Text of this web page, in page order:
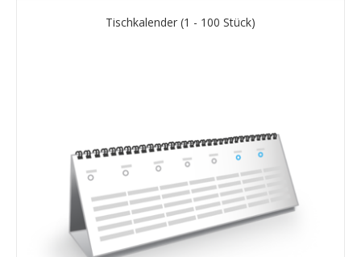
Tischkalender (1 - 100 Stück)